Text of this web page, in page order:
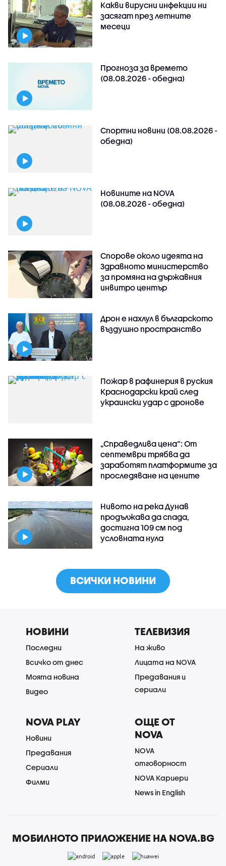
Какви вирусни инфекции ни
засягат през летните
месеци
Прогноза за времето
(08.08.2026 - обедна)
Спортни новини (08.08.2026 -
обедна)
Новините на NOVA
(08.08.2026 - обедна)
Спорове около идеята на
Здравното министерство
за промяна на държавния
инвитро център
Дрон е нахлул в българското
въздушно пространство
Пожар в рафинерия в руския
Краснодарски край след
украински удар с дронове
„Справедлива цена“: От
септември трябва да
заработят платформите за
проследяване на цените
Нивото на река Дунав
продължава да спада,
достигна 109 см под
условната нула
ВСИЧКИ НОВИНИ
НОВИНИ
Последни
Всичко от днес
Моята новина
Видео
ТЕЛЕВИЗИЯ
На живо
Лицата на NOVA
Предавания и
сериали
NOVA PLAY
Новини
Предавания
Сериали
Филми
ОЩЕ ОТ
NOVA
NOVA
отговорност
NOVA Кариери
News in English
МОБИЛНОТО ПРИЛОЖЕНИЕ НА NOVA.BG